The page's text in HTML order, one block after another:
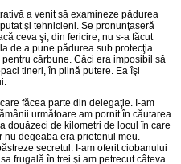
a venit să examineze pădurea
şi tehnicieni. Se pronunţaseră
ceva şi, din fericire, nu s-a făcut
de a pune pădurea sub protecţia
cărbune. Căci era imposibil să
tineri, în plină putere. Ea îşi
făcea parte din delegaţie. I-am
următoare am pornit în căutarea
douăzeci de kilometri de locul în care
nu degeaba era prietenul meu.
secretul. I-am oferit ciobanului
frugală în trei şi am petrecut câteva